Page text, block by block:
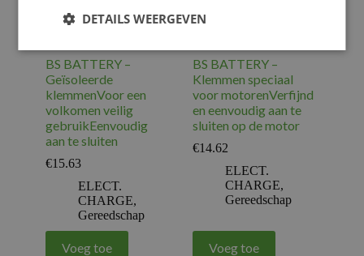
BS BATTERY –
Geïsoleerde
klemmenVoor een
volkomen veilig
gebruikEenvoudig
aan te sluiten
€15.63
ELECT.
CHARGE,
Gereedschap
Voeg toe
BS BATTERY –
Klemmen speciaal
voor motorenVerfijnd
en eenvoudig aan te
sluiten op de motor
€14.62
ELECT.
CHARGE,
Gereedschap
Voeg toe
DETAILS WEERGEVEN